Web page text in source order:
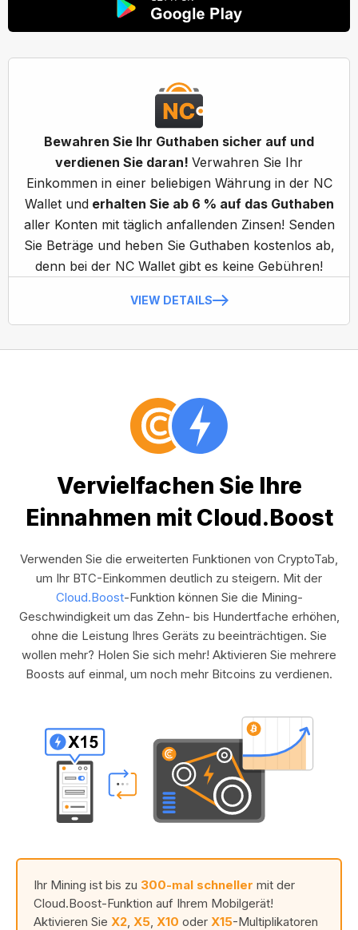
Bewahren Sie Ihr Guthaben sicher auf und
verdienen Sie daran! Verwahren Sie Ihr
Einkommen in einer beliebigen Währung in der NC
Wallet underhalten Sie ab 6 % auf das Guthaben
aller Konten mit täglich anfallenden Zinsen! Senden
Sie Beträge und heben Sie Guthaben kostenlos ab,
denn bei der NC Wallet gibt es keine Gebühren!
VIEW DETAILS
Vervielfachen Sie Ihre
Einnahmen mit Cloud.Boost
Verwenden Sie die erweiterten Funktionen von CryptoTab,
um Ihr BTC-Einkommen deutlich zu steigern. Mit der
Cloud.Boost-Funktion können Sie die Mining-
Geschwindigkeit um das Zehn- bis Hundertfache erhöhen,
ohne die Leistung Ihres Geräts zu beeinträchtigen. Sie
wollen mehr? Holen Sie sich mehr! Aktivieren Sie mehrere
Boosts auf einmal, um noch mehr Bitcoins zu verdienen.
Ihr Mining ist bis zu 300-mal schneller mit der
Cloud.Boost-Funktion auf Ihrem Mobilgerät!
Aktivieren Sie X2 X5 X10 oder X15-Multiplikatoren